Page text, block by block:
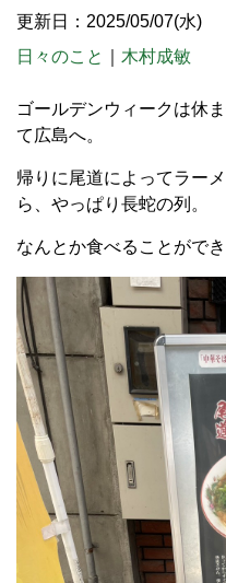
更新日：2025/05/07(水)
日々のこと
木村成敏
ゴールデンウィークは休
て広島へ。
帰りに尾道によってラー
ら、やっぱり長蛇の列。
なんとか食べることができ